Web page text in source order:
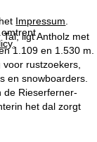
Impressum
.
ligt Antholz met
1.109 en 1.530 m.
rustzoekers,
en snowboarders.
de Rieserferner-
het dal zorgt